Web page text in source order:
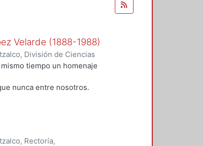
Velarde (1888-1988)
División de Ciencias
Área de Literatura,1988
Muro, Severino;Morales,
tiempo un homenaje
nunca entre nosotros.
Rectoría,